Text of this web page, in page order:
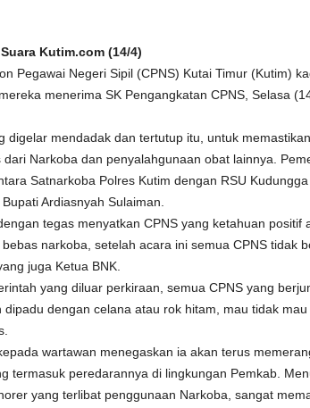
Kutim.com (14/4)
Pegawai Negeri Sipil (CPNS) Kutai Timur (Kutim)
menerima SK Pengangkatan CPNS, Selasa
digelar mendadak dan tertutup itu, untuk
dari Narkoba dan penyalahgunaan obat lainnya.
Satnarkoba Polres Kutim dengan RSU
Ardiasnyah Sulaiman.
tegas menyatkan CPNS yang ketahuan positif
bebas narkoba, setelah acara ini semua CPNS tidak
juga Ketua BNK.
yang diluar perkiraan, semua CPNS yang
dipadu dengan celana atau rok hitam, mau tidak
wartawan menegaskan ia akan terus
termasuk peredarannya di lingkungan Pemkab.
yang terlibat penggunaan Narkoba, sangat